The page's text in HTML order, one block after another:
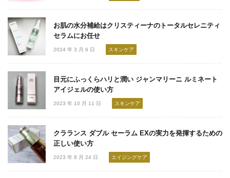
お肌の水分補給はクリスティーナのトータルセレニティ
セラムにお任せ
2024 年 3 月 6 日 スキンケア
目元にふっくらハリと潤い ジャンマリーニ ルミネート
アイジェルの使い方
2023 年 10 月 11 日 スキンケア
クラランス ダブル セーラム EXの実力を発揮するための
正しい使い方
2023 年 8 月 24 日 エイジングケア